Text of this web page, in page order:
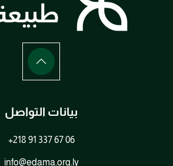
بيانات التواصل
+218 91 337 67 06
info@edama.org.ly